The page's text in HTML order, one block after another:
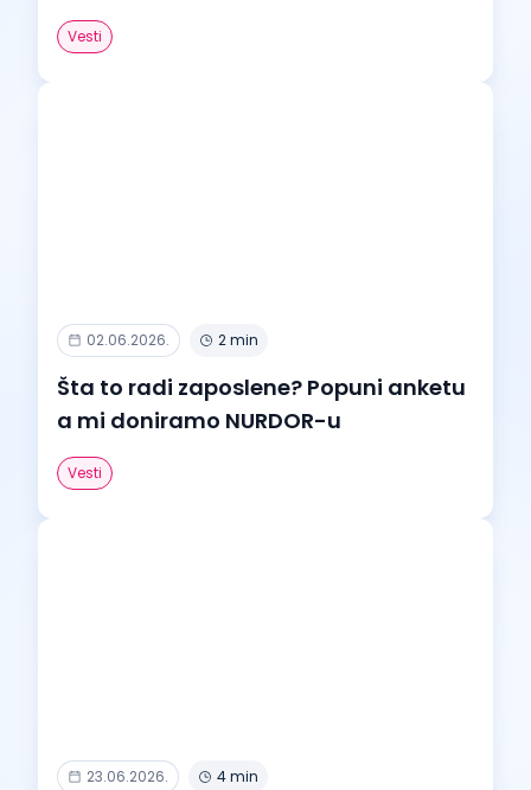
Vesti
02.06.2026. 2 min
Šta to radi zaposlene? Popuni anketu
a mi doniramo NURDOR-u
Vesti
23.06.2026. 4 min